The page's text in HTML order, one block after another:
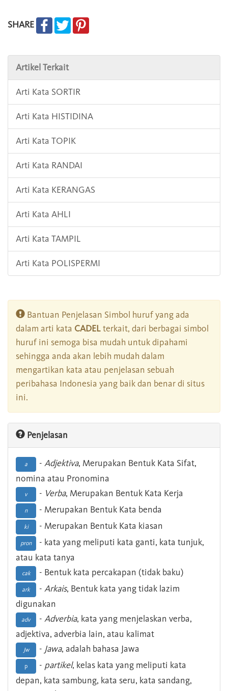
SHARE
Artikel Terkait
Arti Kata SORTIR
Arti Kata HISTIDINA
Arti Kata TOPIK
Arti Kata RANDAI
Arti Kata KERANGAS
Arti Kata AHLI
Arti Kata TAMPIL
Arti Kata POLISPERMI
Bantuan Penjelasan Simbol huruf yang ada
dalam arti kata CADELterkait, dari berbagai simbol
huruf ini semoga bisa mudah untuk dipahami
sehingga anda akan lebih mudah dalam
mengartikan kata atau penjelasan sebuah
peribahasa Indonesia yang baik dan benar di situs
ini.
Penjelasan
a - Adjektiva, Merupakan Bentuk Kata Sifat,
nomina atau Pronomina
v - Verba, Merupakan Bentuk Kata Kerja
n - Merupakan Bentuk Kata benda
ki - Merupakan Bentuk Kata kiasan
pron
- kata yang meliputi kata ganti, kata tunjuk,
atau kata tanya
cak - Bentuk kata percakapan (tidak baku)
ark - Arkais, Bentuk kata yang tidak lazim
digunakan
adv - Adverbia, kata yang menjelaskan verba,
adjektiva, adverbia lain, atau kalimat
Jw - Jawa, adalah bahasa Jawa
p - partikel, kelas kata yang meliputi kata
depan, kata sambung, kata seru, kata sandang,